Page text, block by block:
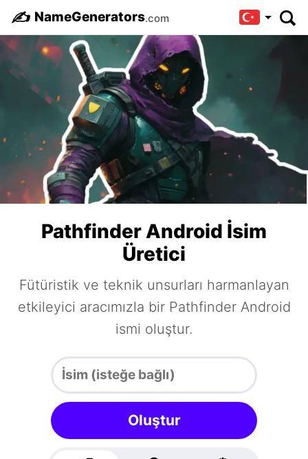
✍️ NameGenerators.com
Pathfinder Android İsim
Üretici
Fütüristik ve teknik unsurları harmanlayan
etkileyici aracımızla bir Pathfinder Android
ismi oluştur.
Oluştur